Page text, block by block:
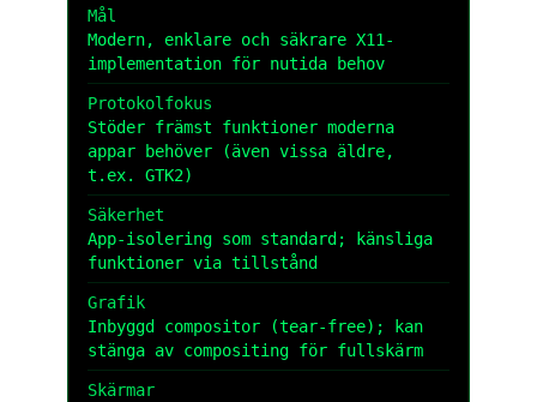
Mål
Modern, enklare och säkrare X11-
implementation för nutida behov
Protokolfokus
Stöder främst funktioner moderna
appar behöver (även vissa äldre,
t.ex. GTK2)
Säkerhet
App-isolering som standard; känsliga
funktioner via tillstånd
Grafik
Inbyggd compositor (tear-free); kan
stänga av compositing för fullskärm
Skärmar